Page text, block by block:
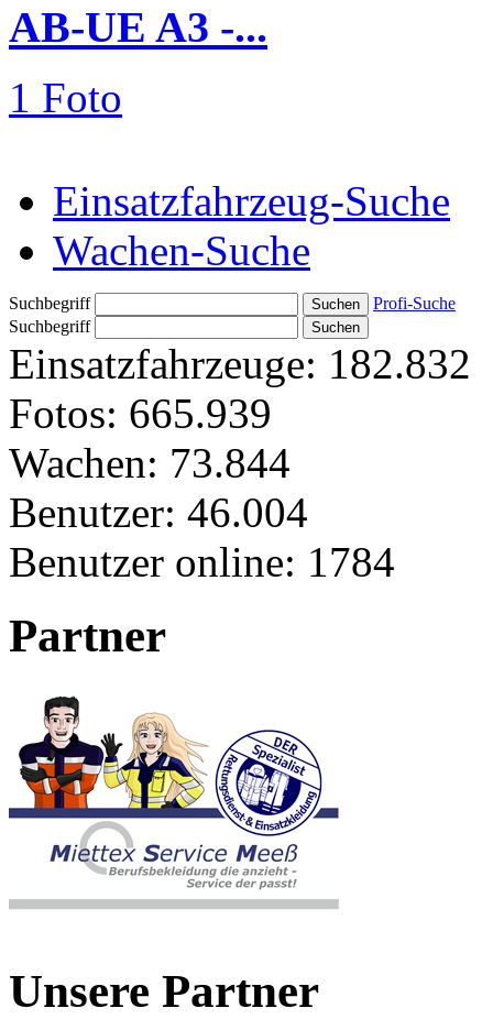
AB-UE A3 -...
1 Foto
Einsatzfahrzeug-Suche
Wachen-Suche
Suchbegriff
Profi-Suche
Suchbegriff
Einsatzfahrzeuge: 182.832
Fotos: 665.939
Wachen: 73.844
Benutzer: 46.004
Benutzer online: 1784
Partner
Unsere Partner